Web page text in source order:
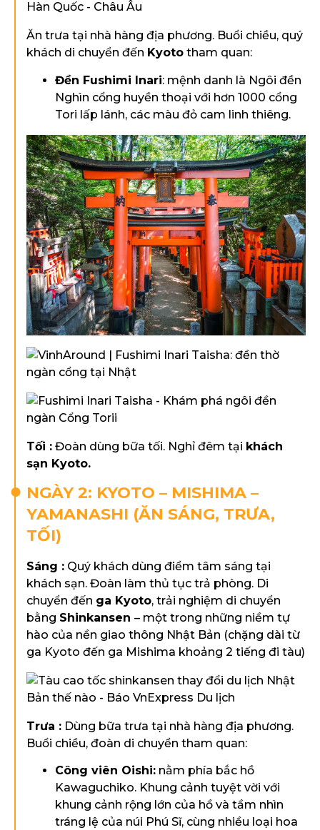
Ăn trưa tại nhà hàng địa phương. Buổi chiều, quý
khách di chuyển đến Kyoto tham quan:
Đền Fushimi Inari: mệnh danh là Ngôi đền
Nghìn cổng huyền thoại với hơn 1000 cổng
Tori lấp lánh, các màu đỏ cam linh thiêng.
Tối : Đoàn dùng bữa tối. Nghỉ đêm tại khách
sạn Kyoto.
NGÀY 2: KYOTO – MISHIMA –
YAMANASHI (ĂN SÁNG, TRƯA,
TỐI)
Sáng : Quý khách dùng điểm tâm sáng tại
khách sạn. Đoàn làm thủ tục trả phòng. Di
chuyển đến ga Kyoto, trải nghiệm di chuyển
bằng Shinkansen – một trong những niềm tự
hào của nền giao thông Nhật Bản (chặng dài từ
ga Kyoto đến ga Mishima khoảng 2 tiếng đi tàu)
Trưa : Dùng bữa trưa tại nhà hàng địa phương.
Buổi chiều, đoàn di chuyển tham quan:
Công viên Oishi: nằm phía bắc hồ
Kawaguchiko. Khung cảnh tuyệt vời với
khung cảnh rộng lớn của hồ và tầm nhìn
tráng lệ của núi Phú Sĩ, cùng nhiều loại hoa